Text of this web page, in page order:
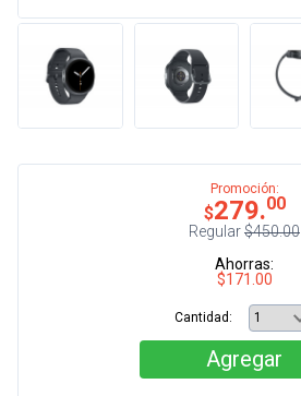
Promoción:
$279.00
Regular$450.00
Ahorras:
$171.00
Cantidad:
Agregar